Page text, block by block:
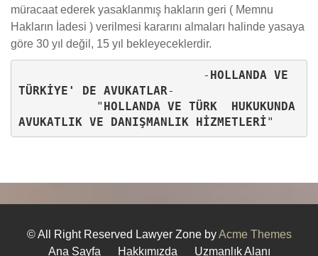
müracaat ederek yasaklanmış hakların geri ( Memnu
Hakların İadesi ) verilmesi kararını almaları halinde yasaya
göre 30 yıl değil, 15 yıl bekleyeceklerdir.
                          -
HOLLANDA VE
TÜRKİYE' DE AVUKATLAR-
           "
HOLLANDA VE TÜRK  HUKUKUNDA
AVUKATLIK VE DANIŞMANLIK HİZMETLERİ"
© All Right Reserved Lawyer Zone byAcme Themes
Ana Sayfa
Hakkımızda Uzmanlık Alanı